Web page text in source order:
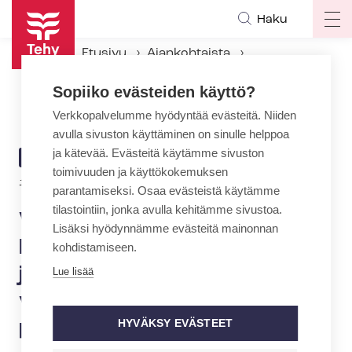
Hyppää
pääsisältöön
Haku
Etusivu
Ajankohtaista
Vuoden sairaanhoitaja Markku Keski-Rahkonen jakaa osaamistaan ja vahvistaa näyttöön perustuvaa hoitotyötä
ARTIKKELIN
KATEGORIA
AJANKOHTAISTA
12.5.2026 | 12:56
Vuoden sairaanhoitaja
Markku Keski-Rahkonen
jakaa osaamistaan ja
vahvistaa näyttöön
perustuvaa hoitotyötä
Sopiiko evästeiden käyttö?
Verkkopalvelumme hyödyntää evästeitä. Niiden
avulla sivuston käyttäminen on sinulle helppoa
ja kätevää. Evästeitä käytämme sivuston
toimivuuden ja käyttökokemuksen
parantamiseksi. Osaa evästeistä käytämme
tilastointiin, jonka avulla kehitämme sivustoa.
Lisäksi hyödynnämme evästeitä mainonnan
kohdistamiseen.
Lue lisää
HYVÄKSY EVÄSTEET